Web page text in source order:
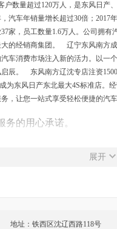
户数量超过120万人，是东风日产
汽车年销量增长超过30倍；
家，员工数量1.6万人。公司拥有
的经销商集团。 辽宁东风南方
车消费市场注入新的活力。以一
辰。 东风南方辽沈专店注资
为东风日产东北最大4S标准店。
，让您一站式享受轻松便捷的
务的用心承诺。
展开
地址：铁西区沈辽西路118号